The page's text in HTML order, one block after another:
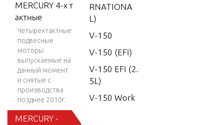
MERCURY 4-х т
актные
Четырехтактные
подвесные
моторы
выпускаемые на
данный момент
и снятые с
производства
позднее 2010г.
MERCURY -
RNATIONA
L)
V-150
V-150 (EFI)
V-150 EFI (2.
5L)
V-150 Work